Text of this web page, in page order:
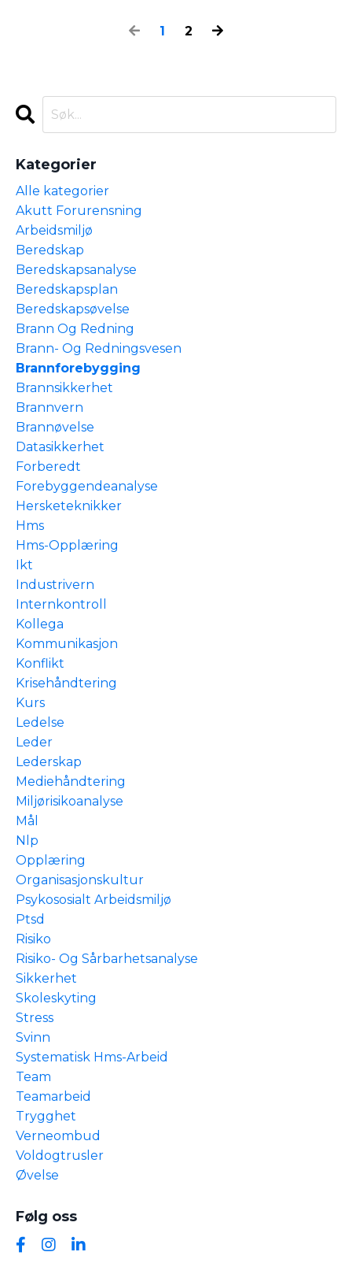
1 2
Kategorier
Alle kategorier
Akutt Forurensning
Arbeidsmiljø
Beredskap
Beredskapsanalyse
Beredskapsplan
Beredskapsøvelse
Brann Og Redning
Brann- Og Redningsvesen
Brannforebygging
Brannsikkerhet
Brannvern
Brannøvelse
Datasikkerhet
Forberedt
Forebyggendeanalyse
Hersketeknikker
Hms
Hms-Opplæring
Ikt
Industrivern
Internkontroll
Kollega
Kommunikasjon
Konflikt
Krisehåndtering
Kurs
Ledelse
Leder
Lederskap
Mediehåndtering
Miljørisikoanalyse
Mål
Nlp
Opplæring
Organisasjonskultur
Psykososialt Arbeidsmiljø
Ptsd
Risiko
Risiko- Og Sårbarhetsanalyse
Sikkerhet
Skoleskyting
Stress
Svinn
Systematisk Hms-Arbeid
Team
Teamarbeid
Trygghet
Verneombud
Voldogtrusler
Øvelse
Følg oss